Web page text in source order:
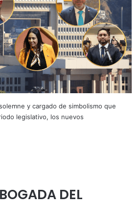
y cargado de simbolismo que
legislativo, los nuevos
DEL